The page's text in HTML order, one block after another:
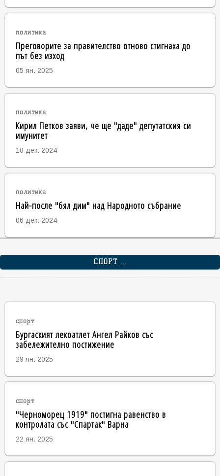
политика
Преговорите за правителство отново стигнаха до
път без изход
05 ян. 2025
политика
Кирил Петков заяви, че ще "даде" депутатския си
имунитет
10 дек. 2024
политика
Най-после "бял дим" над Народното събрание
06 дек. 2024
СПОРТ ...
спорт
Бургаският лекоатлет Ангел Райков със
забележително постижение
29 ян. 2025
спорт
"Черноморец 1919" постигна равенство в
контролата със "Спартак" Варна
22 ян. 2025